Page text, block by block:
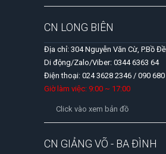
CN LONG BIÊN
Địa chỉ: 304 Nguyễn Văn Cừ, P.Bồ
Di động/Zalo/Viber: 0344 6363 64
Điện thoại: 024 3628 2346 / 090
Giờ làm việc: 9:00 ~ 17:00
Click vào xem bản đồ
CN GIẢNG VÕ - BA ĐÌNH